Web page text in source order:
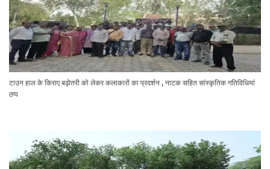
टाउन हाल के किराए बढ़ोतरी को लेकर कलाकारों का प्रदर्शन , नाटक सहित सांस्कृतिक गतिविधियां
ठप्प